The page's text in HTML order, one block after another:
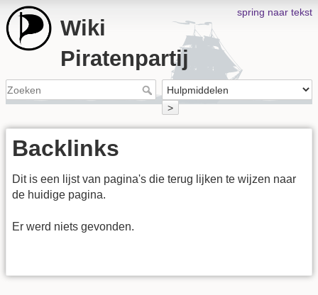
spring naar tekst
Wiki
Piratenpartij
>
Backlinks
Dit is een lijst van pagina's die terug lijken te wijzen naar
de huidige pagina.
Er werd niets gevonden.